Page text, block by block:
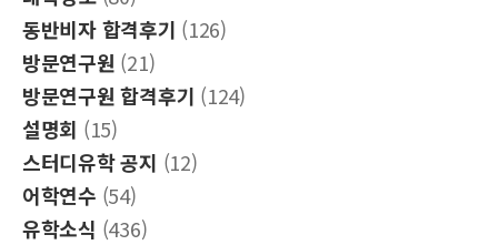
동반비자 합격후기 (126)
방문연구원 (21)
방문연구원 합격후기 (124)
설명회 (15)
스터디유학 공지 (12)
어학연수 (54)
유학소식 (436)